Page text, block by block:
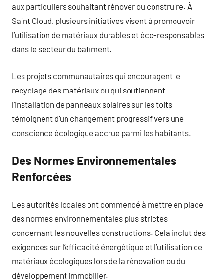
aux particuliers souhaitant rénover ou construire. À
Saint Cloud, plusieurs initiatives visent à promouvoir
l’utilisation de matériaux durables et éco-responsables
dans le secteur du bâtiment.
Les projets communautaires qui encouragent le
recyclage des matériaux ou qui soutiennent
l’installation de panneaux solaires sur les toits
témoignent d’un changement progressif vers une
conscience écologique accrue parmi les habitants.
Des Normes Environnementales
Renforcées
Les autorités locales ont commencé à mettre en place
des normes environnementales plus strictes
concernant les nouvelles constructions. Cela inclut des
exigences sur l’efficacité énergétique et l’utilisation de
matériaux écologiques lors de la rénovation ou du
développement immobilier.